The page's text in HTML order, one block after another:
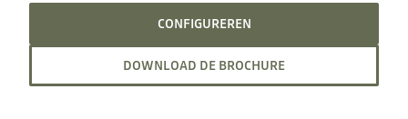
CONFIGUREREN
DOWNLOAD DE BROCHURE